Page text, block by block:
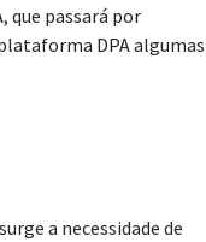
que passará por
DPA algumas
a necessidade de